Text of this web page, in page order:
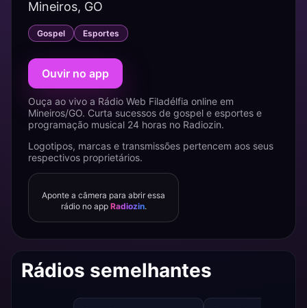
Mineiros, GO
Gospel Esportes
Ouvir no app
Ouça ao vivo a Rádio Web Filadélfia online em
Mineiros/GO. Curta sucessos de gospel e esportes e
programação musical 24 horas no Radiozin.
Logotipos, marcas e transmissões pertencem aos seus
respectivos proprietários.
Aponte a câmera para abrir essa
rádio no app Radiozin.
Rádios semelhantes